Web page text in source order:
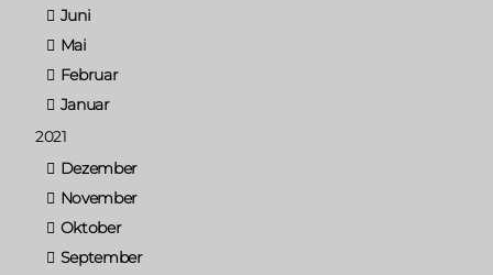
Juni
Mai
Februar
Januar
2021
Dezember
November
Oktober
September